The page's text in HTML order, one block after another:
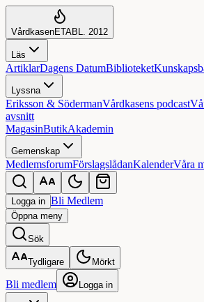
VårdkasenETABL. 2012
Läs
ArtiklarDagens DatumBiblioteket
Lyssna
Eriksson & SödermanVårdkasens podcast
avsnitt
MagasinButikAkademin
Gemenskap
MedlemsforumFörslagslådanKalenderVåra
Logga in Bli Medlem
Öppnameny
Sök
Tydligare Mörkt
Bli medlem Logga in